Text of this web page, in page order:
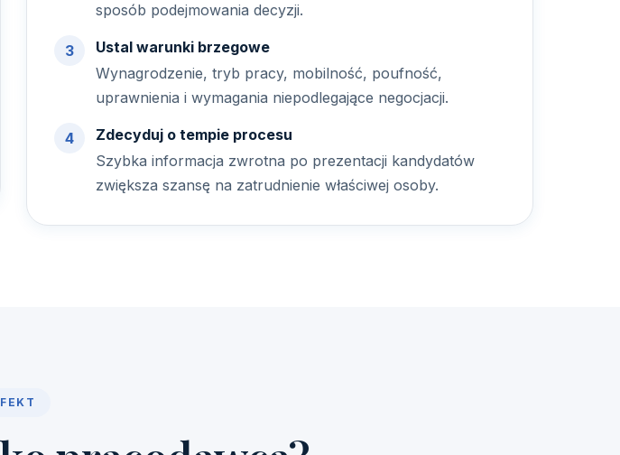
sposób podejmowania decyzji.
Ustal warunki brzegowe
Wynagrodzenie, tryb pracy, mobilność, poufność,
uprawnienia i wymagania niepodlegające negocjacji.
Zdecyduj o tempie procesu
Szybka informacja zwrotna po prezentacji kandydatów
zwiększa szansę na zatrudnienie właściwej osoby.